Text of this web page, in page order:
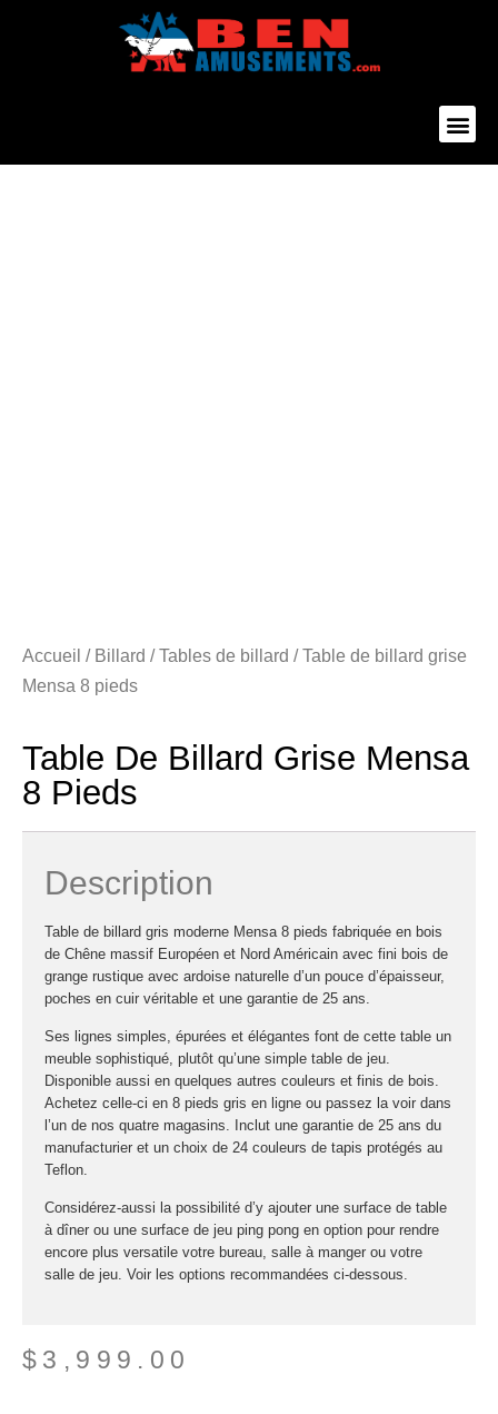
Accueil / Billard /Tables de billard / Table de billard grise
Mensa 8 pieds
Table De Billard Grise Mensa
8 Pieds
Description
Table de billard gris moderne Mensa 8 pieds fabriquée en bois
de Chêne massif Européen et Nord Américain avec fini bois de
grange rustique avec ardoise naturelle d’un pouce d’épaisseur,
poches en cuir véritable et une garantie de 25 ans.
Ses lignes simples, épurées et élégantes font de cette table un
meuble sophistiqué, plutôt qu’une simple table de jeu.
Disponible aussi en quelques autres couleurs et finis de bois.
Achetez celle-ci en 8 pieds gris en ligne ou passez la voir dans
l’un de nos quatre magasins. Inclut une garantie de 25 ans du
manufacturier et un choix de 24 couleurs de tapis protégés au
Teflon.
Considérez-aussi la possibilité d’y ajouter une surface de table
à dîner ou une surface de jeu ping pong en option pour rendre
encore plus versatile votre bureau, salle à manger ou votre
salle de jeu. Voir les options recommandées ci-dessous.
$ 3,999.00